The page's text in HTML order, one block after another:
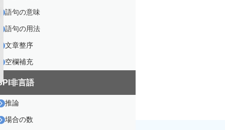
語句の意味
語句の用法
文章整序
空欄補充
非言語
推論
場合の数